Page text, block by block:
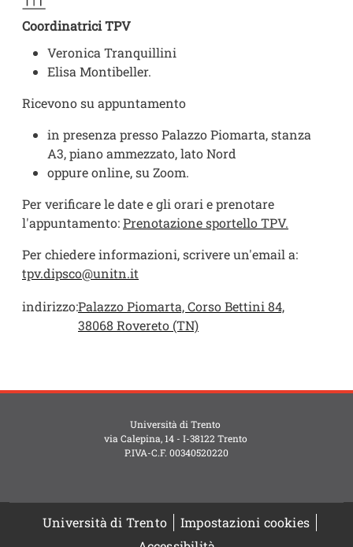
Coordinatrici TPV
Veronica Tranquillini
Elisa Montibeller.
Ricevono su appuntamento
in presenza presso Palazzo Piomarta, stanza
A3, piano ammezzato, lato Nord
oppure online, su Zoom.
Per verificare le date e gli orari e prenotare
l'appuntamento:Prenotazione sportello TPV.
Per chiedere informazioni, scrivere un'email a:
tpv.dipsco@unitn.it
indirizzo:Palazzo Piomarta, Corso Bettini 84,
38068 Rovereto (TN)
Università di Trento
via Calepina, 14 - I-38122 Trento
P.IVA-C.F. 003​40520220
Università di Trento
Impostazioni cookies